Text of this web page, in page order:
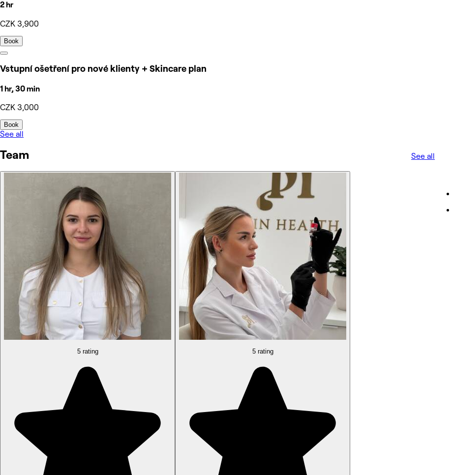
2 hr
CZK 3,900
Book
Vstupní ošetření pro nové klienty + Skincare plan
1 hr, 30 min
CZK 3,000
Book
See all
Team See all
5 rating 5 rating